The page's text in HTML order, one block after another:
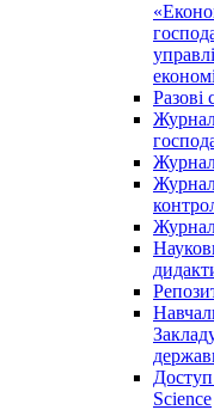
Разові
Журнал
Журнал
Science